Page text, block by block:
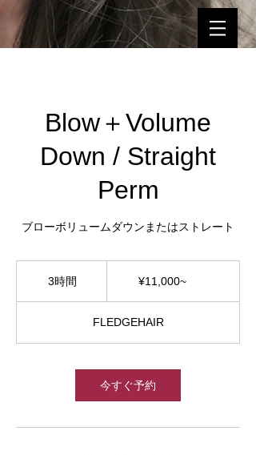
Blow＋Volume
Down / Straight
Perm
ブローボリュームダウンまたはストレート
3時間 ¥11,000~
FLEDGEHAIR
今すぐ予約